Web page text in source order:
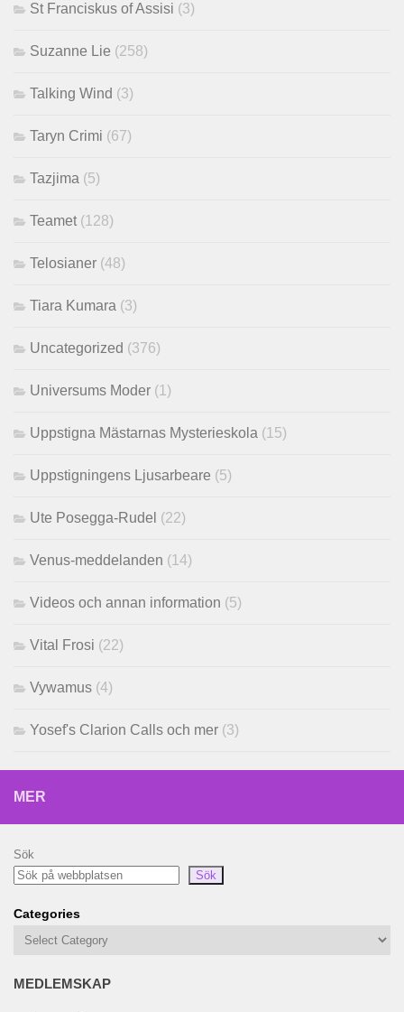
St Franciskus of Assisi (3)
Suzanne Lie (258)
Talking Wind (3)
Taryn Crimi (67)
Tazjima (5)
Teamet (128)
Telosianer (48)
Tiara Kumara (3)
Uncategorized (376)
Universums Moder (1)
Uppstigna Mästarnas Mysterieskola (15)
Uppstigningens Ljusarbeare (5)
Ute Posegga-Rudel (22)
Venus-meddelanden (14)
Videos och annan information (5)
Vital Frosi (22)
Vywamus (4)
Yosef's Clarion Calls och mer (3)
MER
Sök
Sök
Categories
MEDLEMSKAP